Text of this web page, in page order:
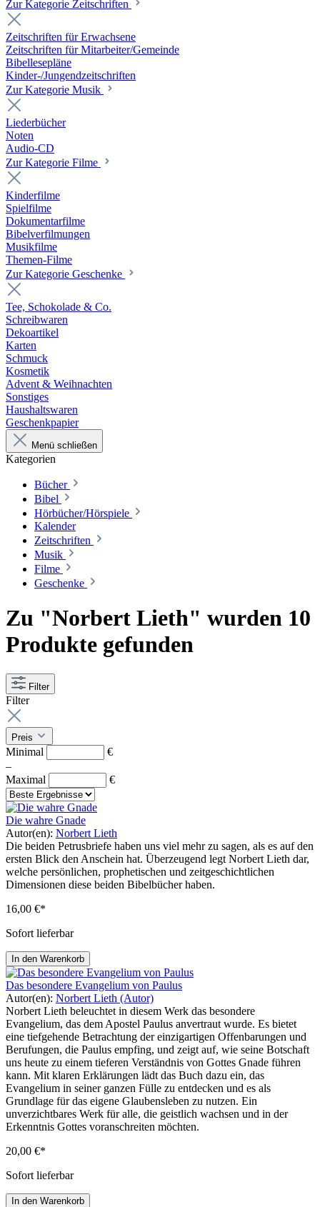
Zur Kategorie Zeitschriften
Zeitschriften für Erwachsene
Zeitschriften für Mitarbeiter/Gemeinde
Bibellesepläne
Kinder-/Jungendzeitschriften
Zur Kategorie Musik
Liederbücher
Noten
Audio-CD
Zur Kategorie Filme
Kinderfilme
Spielfilme
Dokumentarfilme
Bibelverfilmungen
Musikfilme
Themen-Filme
Zur Kategorie Geschenke
Tee, Schokolade & Co.
Schreibwaren
Dekoartikel
Karten
Schmuck
Kosmetik
Advent & Weihnachten
Sonstiges
Haushaltswaren
Geschenkpapier
Menü schließen
Kategorien
Bücher
Bibel
Hörbücher/Hörspiele
Kalender
Zeitschriften
Musik
Filme
Geschenke
Zu "Norbert Lieth" wurden 10
Produkte gefunden
Filter
Filter
Preis
Minimal
€
–
Maximal
€
Die wahre Gnade
Autor(en): Norbert Lieth
Die beiden Petrusbriefe haben uns viel mehr zu sagen, als es auf den
ersten Blick den Anschein hat. Überzeugend legt Norbert Lieth dar,
welche persönlichen, prophetischen und zeitgeschichtlichen
Dimensionen diese beiden Bibelbücher haben.
16,00 €*
Sofort lieferbar
In den Warenkorb
Das besondere Evangelium von Paulus
Autor(en): Norbert Lieth (Autor)
Norbert Lieth beleuchtet in diesem Werk das besondere
Evangelium, das dem Apostel Paulus anvertraut wurde. Es bietet
eine tiefgehende Betrachtung der einzigartigen Offenbarungen und
Berufungen, die Paulus empfing, und zeigt auf, wie seine Botschaft
uns heute zu einem tieferen Verständnis von Gottes Gnade führen
kann. Mit klaren Erklärungen lädt das Buch dazu ein, das
Evangelium in seiner ganzen Fülle zu entdecken und es als
Grundlage für das eigene Glaubensleben zu nutzen. Ein
unverzichtbares Werk für alle, die geistlich wachsen und in der
Erkenntnis Gottes voranschreiten möchten.
20,00 €*
Sofort lieferbar
In den Warenkorb